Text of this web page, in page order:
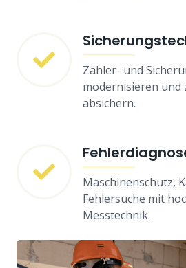
Zähler- und
modernisieren und
absichern.
Maschinenschutz,
Fehlersuche mit
Messtechnik.